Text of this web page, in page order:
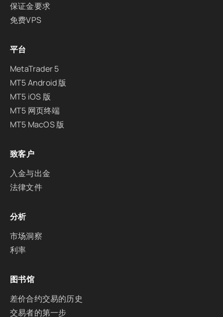
保证金要求
免费VPS
平台
MetaTrader 5
MT5 Android 版
MT5 iOS 版
MT5 网页终端
MT5 MacOS 版
致客户
入金与出金
法律文件
分析
市场洞察
利率
图书馆
差价合约交易的历史
交易者的第一步